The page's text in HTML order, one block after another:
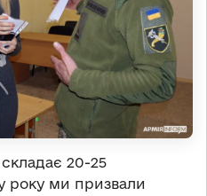
20-25
року ми призвали